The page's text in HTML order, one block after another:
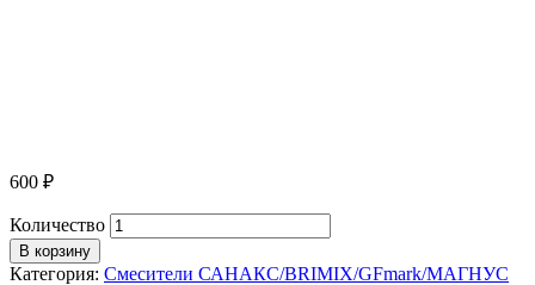
600 ₽
Количество
В корзину
Категория: Смесители САНАКС/BRIMIX/GFmark/МАГНУС